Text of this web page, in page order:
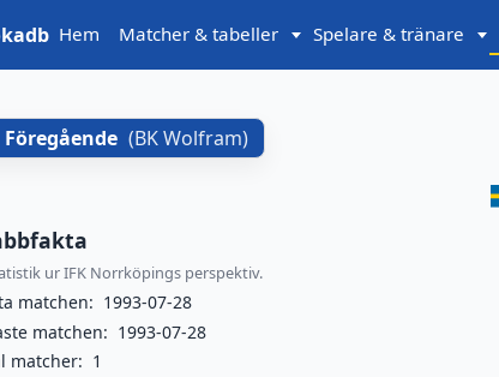
Hem Matcher & tabeller Spelare & tränare
Föregående (BK Wolfram)
ur IFK Norrköpings perspektiv.
matchen: 1993-07-28
matchen: 1993-07-28
matcher: 1